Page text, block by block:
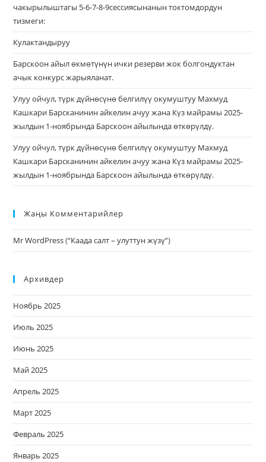
чакырылыштагы 5-6-7-8-9сессиясынанын токтомдордун
тизмеги:
Кулактандыруу
Барскоон айыл өкмөтүнүн ички резерви жок болгондуктан
ачык конкурс жарыяланат.
Улуу ойчул, түрк дүйнөсүнө белгилүү окумуштуу Махмуд
Кашкари Барсканинин айкелин ачуу жана Күз майрамы 2025-
жылдын 1-ноябрында Барскоон айылында өткөрүлдү.
Улуу ойчул, түрк дүйнөсүнө белгилүү окумуштуу Махмуд
Кашкари Барсканинин айкелин ачуу жана Күз майрамы 2025-
жылдын 1-ноябрында Барскоон айылында өткөрүлдү.
Жаңы Комментарийлер
Mr WordPress(“Каада салт – улуттун жүзү”)
Архивдер
Ноябрь 2025
Июль 2025
Июнь 2025
Май 2025
Апрель 2025
Март 2025
Февраль 2025
Январь 2025